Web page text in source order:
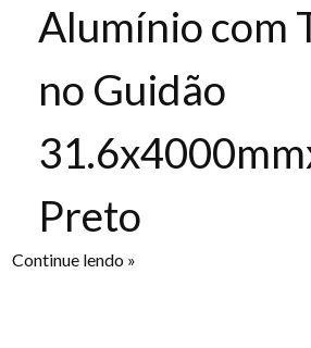
Alumínio com
no Guidão
Preto
Continue lendo »